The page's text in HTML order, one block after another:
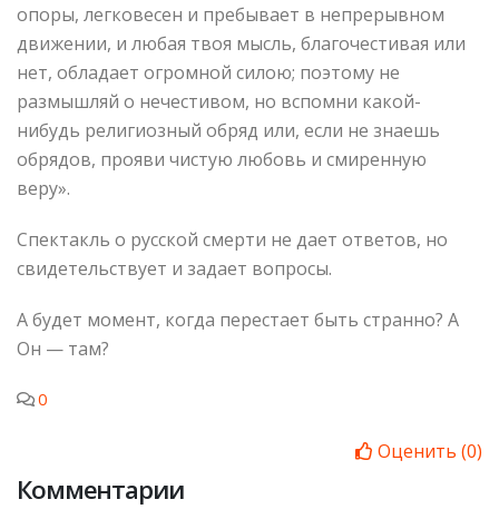
опоры, легковесен и пребывает в непрерывном
движении, и любая твоя мысль, благочестивая или
нет, обладает огромной силою; поэтому не
размышляй о нечестивом, но вспомни какой-
нибудь религиозный обряд или, если не знаешь
обрядов, прояви чистую любовь и смиренную
веру».
Спектакль о русской смерти не дает ответов, но
свидетельствует и задает вопросы.
А будет момент, когда перестает быть странно? А
Он — там?
0
Оценить (0)
Комментарии